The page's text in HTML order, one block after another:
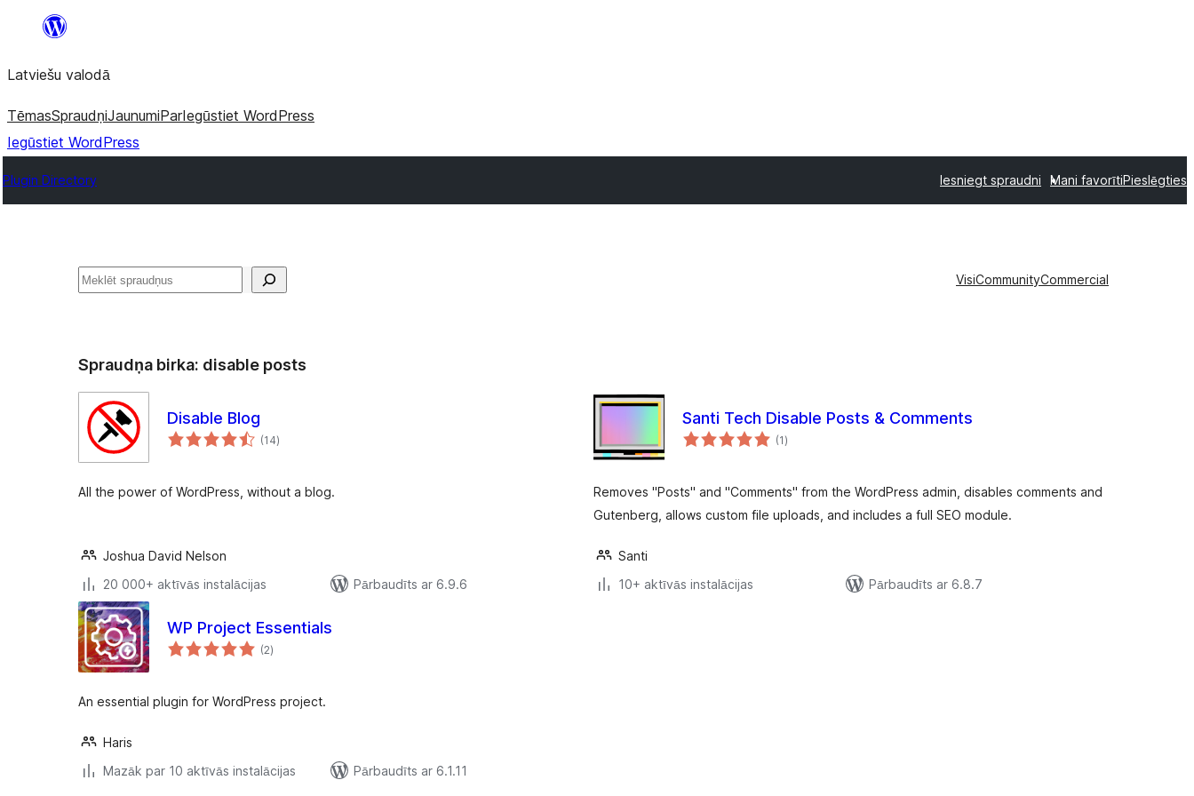
Pāriet
saturu
Latviešu valodā
TēmasSpraudņiJaunumiParIegūstiet WordPress
Iegūstiet WordPress
Plugin Directory Iesniegt spraudni Mani favorītiPieslēgties
Meklēt VisiCommunityCommercial
Spraudņa birka: disable posts
Disable Blog
(14vērtējumu
kopsumma
)
All the power of WordPress, without a blog.
Joshua David Nelson
20 000+ aktīvās instalācijas
Pārbaudīts ar 6.9.6
Santi Tech Disable Posts & Comments
(1vērtējumu
kopsumma
)
Removes "Posts" and "Comments" from the WordPress admin, disables comments and
Gutenberg, allows custom file uploads, and includes a full SEO module.
Santi
10+ aktīvās instalācijas
Pārbaudīts ar 6.8.7
WP Project Essentials
(2vērtējumu
kopsumma
)
An essential plugin for WordPress project.
Haris
Mazāk par 10 aktīvās instalācijas
Pārbaudīts ar 6.1.11